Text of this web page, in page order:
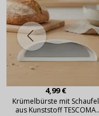
4,99 €
Krümelbürste mit Schaufel
aus Kunststoff TESCOMA